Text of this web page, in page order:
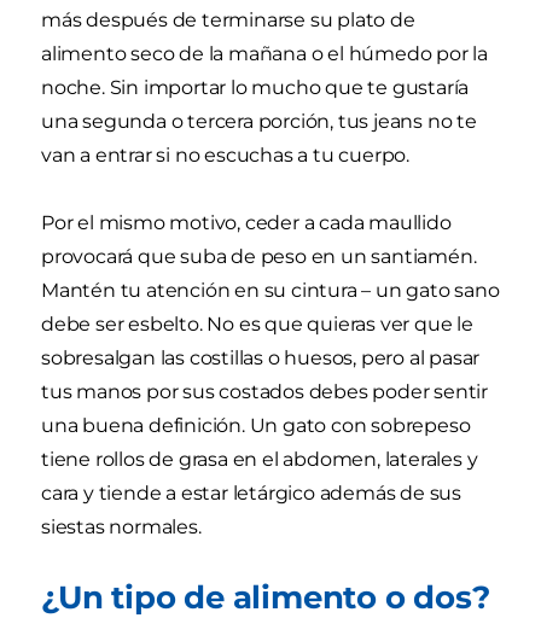
más después de terminarse su plato de
alimento seco de la mañana o el húmedo por la
noche. Sin importar lo mucho que te gustaría
una segunda o tercera porción, tus jeans no te
van a entrar si no escuchas a tu cuerpo.
Por el mismo motivo, ceder a cada maullido
provocará que suba de peso en un santiamén.
Mantén tu atención en su cintura – un gato sano
debe ser esbelto. No es que quieras ver que le
sobresalgan las costillas o huesos, pero al pasar
tus manos por sus costados debes poder sentir
una buena definición. Un gato con sobrepeso
tiene rollos de grasa en el abdomen, laterales y
cara y tiende a estar letárgico además de sus
siestas normales.
¿Un tipo de alimento o dos?